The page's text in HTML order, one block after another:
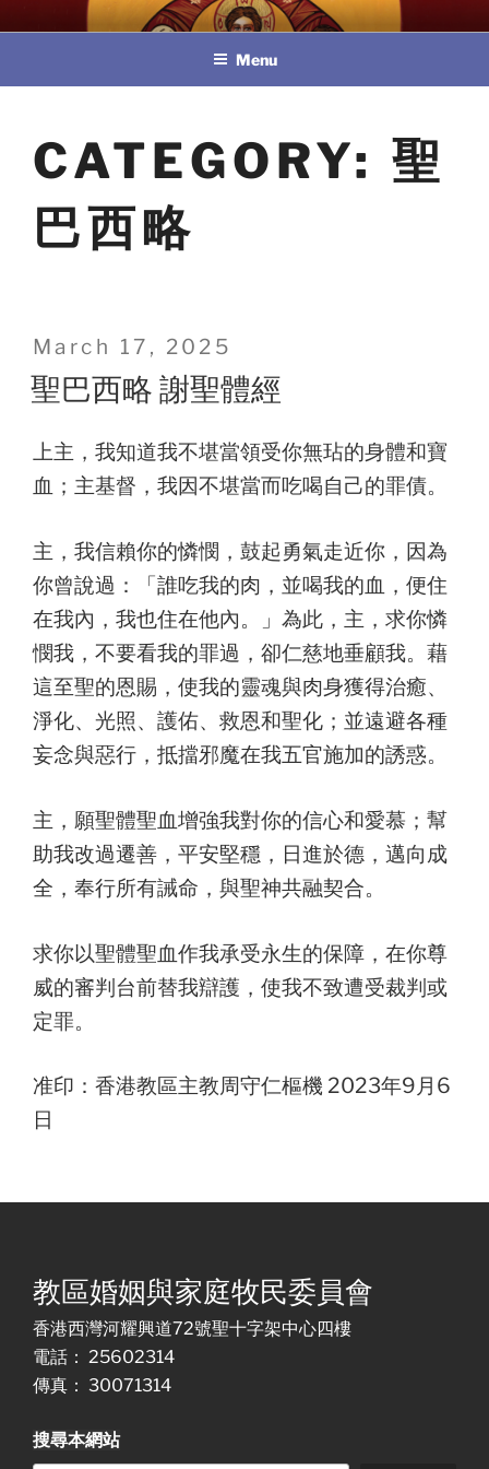
to
教區婚姻與家庭牧民委員會
Menu
CATEGORY: 聖
巴西略
Posted
on
March 17, 2025
聖巴西略 謝聖體經
上主，我知道我不堪當領受你無玷的身體和寶
血；主基督，我因不堪當而吃喝自己的罪債。
主，我信賴你的憐憫，鼓起勇氣走近你，因為
你曾說過：「誰吃我的肉，並喝我的血，便住
在我內，我也住在他內。」為此，主，求你憐
憫我，不要看我的罪過，卻仁慈地垂顧我。藉
這至聖的恩賜，使我的靈魂與肉身獲得治癒、
淨化、光照、護佑、救恩和聖化；並遠避各種
妄念與惡行，抵擋邪魔在我五官施加的誘惑。
主，願聖體聖血增強我對你的信心和愛慕；幫
助我改過遷善，平安堅穩，日進於德，邁向成
全，奉行所有誡命，與聖神共融契合。
求你以聖體聖血作我承受永生的保障，在你尊
威的審判台前替我辯護，使我不致遭受裁判或
定罪。
准印：香港教區主教周守仁樞機 2023年9月6
日
教區婚姻與家庭牧民委員會
香港西灣河耀興道72號聖十字架中心四樓
電話： 25602314
傳真： 30071314
搜尋本網站